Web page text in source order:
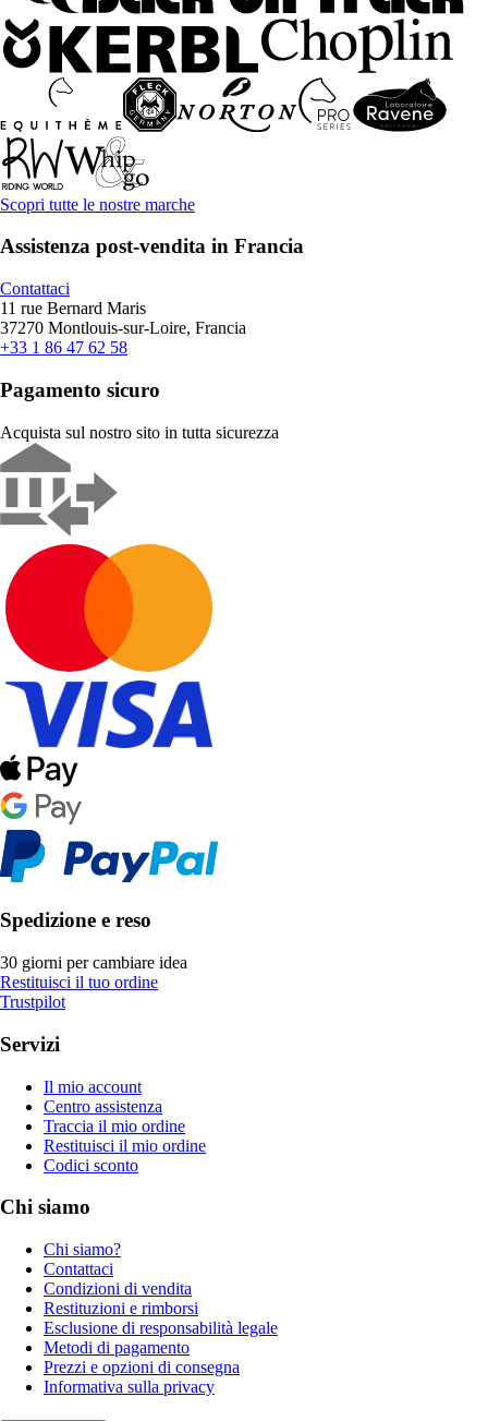
Scopri tutte le nostre marche
Assistenza post-vendita in Francia
Contattaci
11 rue Bernard Maris
37270 Montlouis-sur-Loire, Francia
+33 1 86 47 62 58
Pagamento sicuro
Acquista sul nostro sito in tutta sicurezza
Spedizione e reso
30 giorni per cambiare idea
Restituisci il tuo ordine
Trustpilot
Servizi
Il mio account
Centro assistenza
Traccia il mio ordine
Restituisci il mio ordine
Codici sconto
Chi siamo
Chi siamo?
Contattaci
Condizioni di vendita
Restituzioni e rimborsi
Esclusione di responsabilità legale
Metodi di pagamento
Prezzi e opzioni di consegna
Informativa sulla privacy